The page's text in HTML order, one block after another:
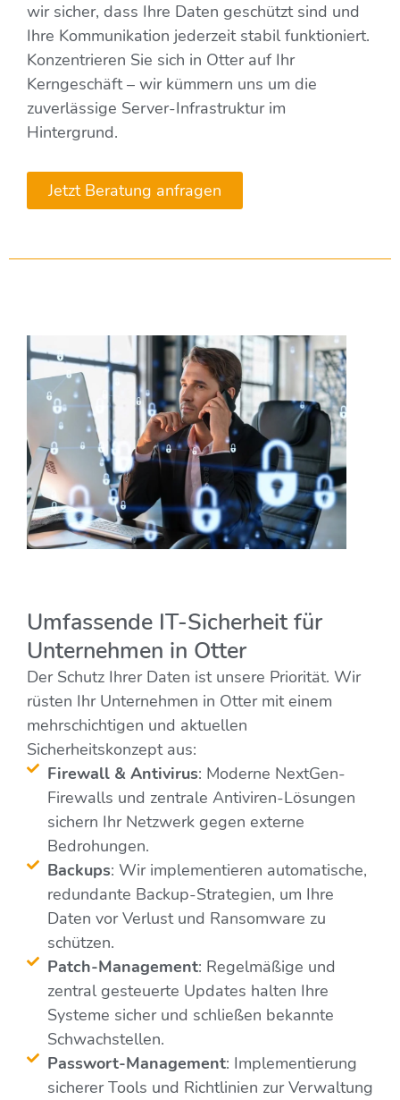
wir sicher, dass Ihre Daten geschützt sind und
Ihre Kommunikation jederzeit stabil funktioniert.
Konzentrieren Sie sich in Otter auf Ihr
Kerngeschäft – wir kümmern uns um die
zuverlässige Server-Infrastruktur im
Hintergrund.
Jetzt Beratung anfragen
Umfassende IT-Sicherheit für
Unternehmen in Otter
Der Schutz Ihrer Daten ist unsere Priorität. Wir
rüsten Ihr Unternehmen in Otter mit einem
mehrschichtigen und aktuellen
Sicherheitskonzept aus:
Firewall & Antivirus: Moderne NextGen-
Firewalls und zentrale Antiviren-Lösungen
sichern Ihr Netzwerk gegen externe
Bedrohungen.
Backups: Wir implementieren automatische,
redundante Backup-Strategien, um Ihre
Daten vor Verlust und Ransomware zu
schützen.
Patch-Management: Regelmäßige und
zentral gesteuerte Updates halten Ihre
Systeme sicher und schließen bekannte
Schwachstellen.
Passwort-Management: Implementierung
sicherer Tools und Richtlinien zur Verwaltung